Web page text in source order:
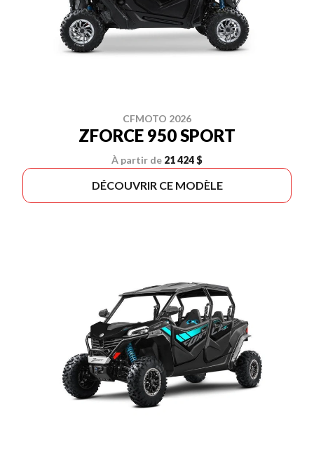
CFMOTO 2026
ZFORCE 950 SPORT
À partir de 21 424 $
DÉCOUVRIR CE MODÈLE